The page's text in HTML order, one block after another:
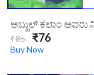
₹85₹76
Buy Now